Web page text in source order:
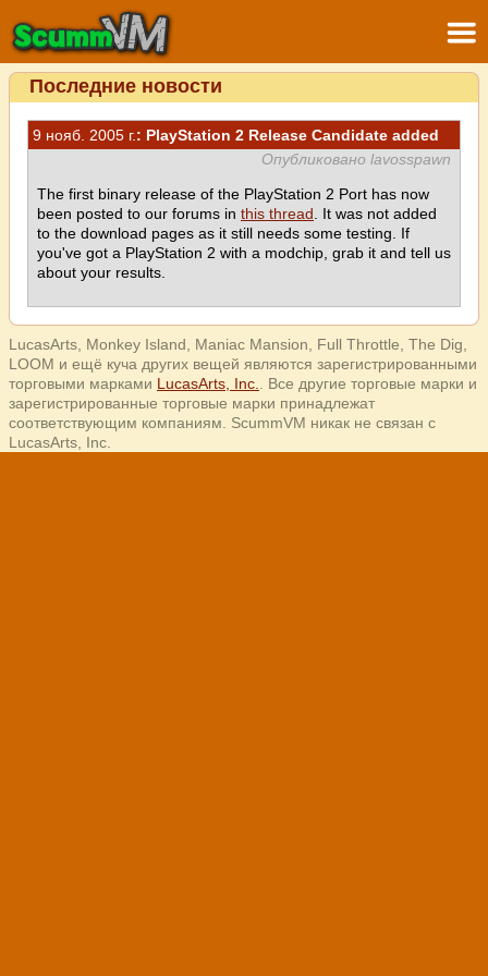
Последние новости
9 нояб. 2005 г.: PlayStation 2 Release Candidate added
Опубликовано lavosspawn
The first binary release of the PlayStation 2 Port has now
been posted to our forums in this thread . It was not added
to the download pages as it still needs some testing. If
you've got a PlayStation 2 with a modchip, grab it and tell us
about your results.
LucasArts, Monkey Island, Maniac Mansion, Full Throttle, The Dig,
LOOM и ещё куча других вещей являются зарегистрированными
торговыми марками LucasArts, Inc.
. Все другие торговые марки и
зарегистрированные торговые марки принадлежат
соответствующим компаниям. ScummVM никак не связан с
LucasArts, Inc.